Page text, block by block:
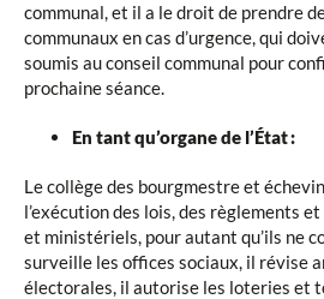
communal, et il a le droit de prendre
communaux en cas d’urgence, qui
soumis au conseil communal pour
prochaine séance.
En tant qu’organe de l’État :
Le collège des bourgmestre et
l’exécution des lois, des règlements
et ministériels, pour autant qu’ils ne
surveille les offices sociaux, il révise
électorales, il autorise les loteries et